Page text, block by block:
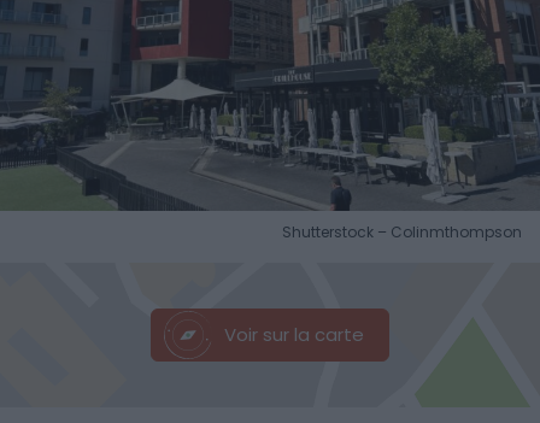
Shutterstock – Colinmthompson
Voir sur la carte